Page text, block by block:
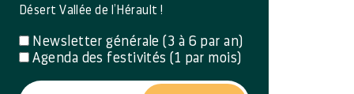
Désert Vallée de l’Hérault !
Newsletter générale (3 à 6 par an)
Agenda des festivités (1 par mois)